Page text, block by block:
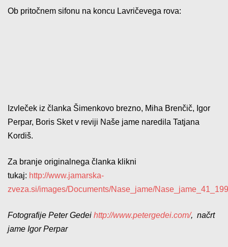
Ob pritočnem sifonu na koncu Lavričevega rova:
Izvleček iz članka Šimenkovo brezno, Miha Brenčič, Igor
Perpar, Boris Sket v reviji Naše jame naredila Tatjana
Kordiš.
Za branje originalnega članka klikni
tukaj: http://www.jamarska-
zveza.si/images/Documents/Nase_jame/
Fotografije Peter Gedei http://www.petergedei.com/, načrt
jame Igor Perpar